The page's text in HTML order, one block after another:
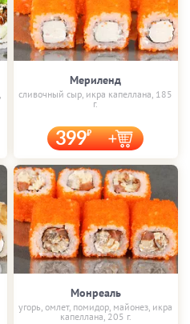
Мериленд
сливочный сыр, икра капеллана, 185
г.
399
Монреаль
угорь, омлет, помидор, майонез, икра
капеллана, 205 г.